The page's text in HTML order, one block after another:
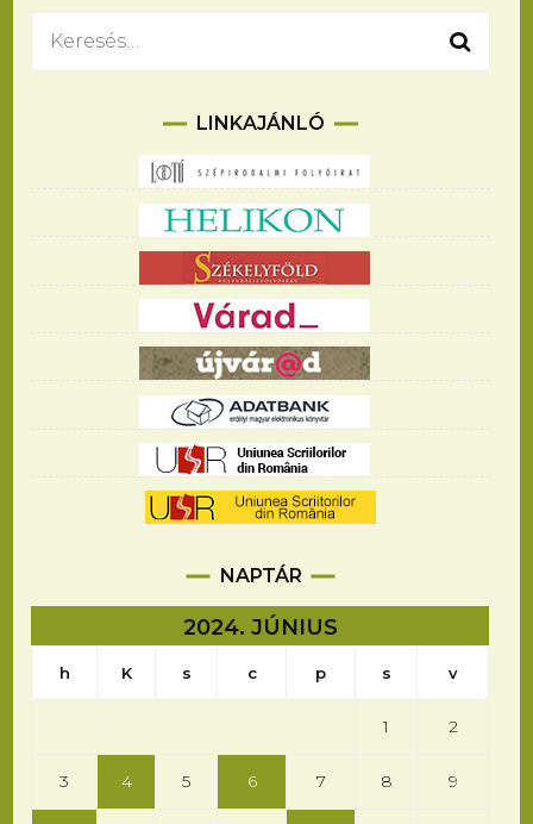
Keresés:
LINKAJÁNLÓ
NAPTÁR
2024. JÚNIUS
h K s c p s v
1 2
3 4 5 6 7 8 9